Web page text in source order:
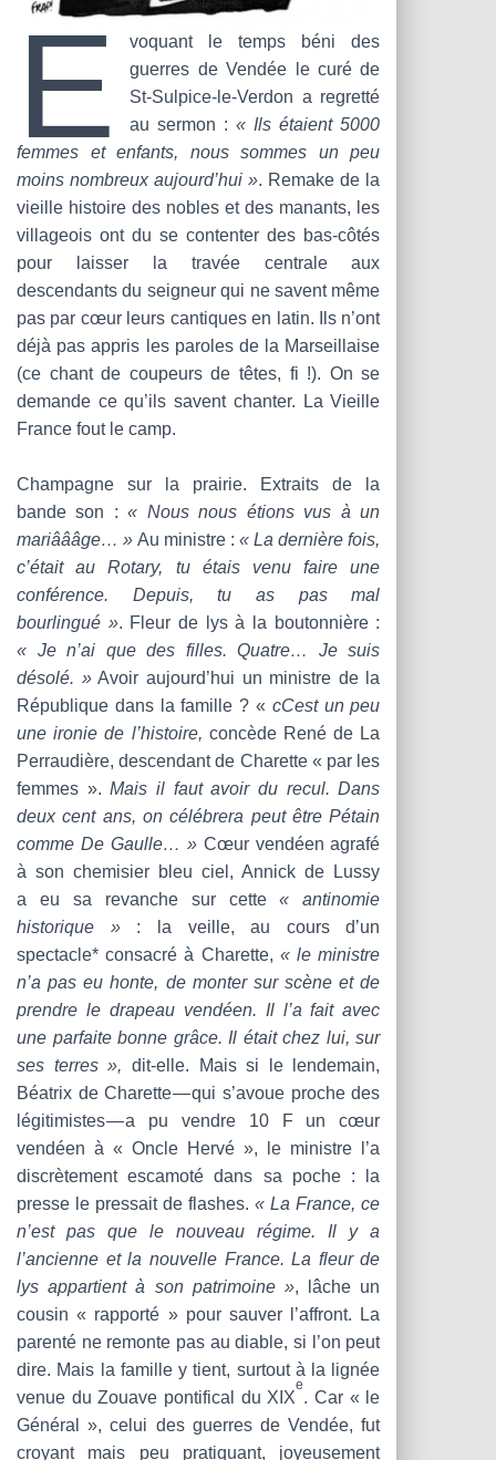
É
voquant le temps béni des
guerres de Vendée le curé de
St-Sulpice-le-Verdon a regretté
au sermon :« Ils étaient 5000
femmes et enfants, nous sommes un peu
moins nombreux aujourd’hui ». Remake de la
vieille histoire des nobles et des manants, les
villageois ont du se contenter des bas-côtés
pour laisser la travée centrale aux
descendants du seigneur qui ne savent même
pas par cœur leurs cantiques en latin. Ils n’ont
déjà pas appris les paroles de la Marseillaise
(ce chant de coupeurs de têtes, fi !). On se
demande ce qu’ils savent chanter. La Vieille
France fout le camp.
Champagne sur la prairie. Extraits de la
bande son :« Nous nous étions vus à un
mariâââge… »Au ministre :« La dernière fois,
c’était au Rotary, tu étais venu faire une
conférence. Depuis, tu as pas mal
bourlingué ». Fleur de lys à la boutonnière :
« Je n’ai que des filles. Quatre… Je suis
désolé. »Avoir aujourd’hui un ministre de la
République dans la famille ? « cCest un peu
une ironie de l’histoire, concède René de La
Perraudière, descendant de Charette « par les
femmes ».Mais il faut avoir du recul. Dans
deux cent ans, on célébrera peut être Pétain
comme De Gaulle… »Cœur vendéen agrafé
à son chemisier bleu ciel, Annick de Lussy
a eu sa revanche sur cette« antinomie
historique »: la veille, au cours d’un
spectacle* consacré à Charette, « le ministre
n’a pas eu honte, de monter sur scène et de
prendre le drapeau vendéen. Il l’a fait avec
une parfaite bonne grâce. Il était chez lui, sur
ses terres », dit-elle. Mais si le lendemain,
Béatrix de Charette — qui s’avoue proche des
légitimistes — a pu vendre 10 F un cœur
vendéen à « Oncle Hervé », le ministre l’a
discrètement escamoté dans sa poche : la
presse le pressait de flashes.« La France, ce
n’est pas que le nouveau régime. Il y a
l’ancienne et la nouvelle France. La fleur de
lys appartient à son patrimoine », lâche un
cousin « rapporté » pour sauver l’affront. La
parenté ne remonte pas au diable, si l’on peut
dire. Mais la famille y tient, surtout à la lignée
venue du Zouave pontifical du XIX
e
. Car « le
Général », celui des guerres de Vendée, fut
croyant mais peu pratiquant, joyeusement